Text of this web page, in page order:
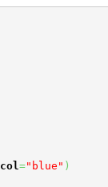
col ="blue" )